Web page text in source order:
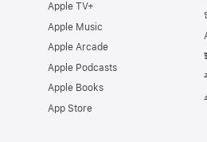
Apple TV+
Apple Music
Apple Arcade
Apple Podcasts
Apple Books
App Store